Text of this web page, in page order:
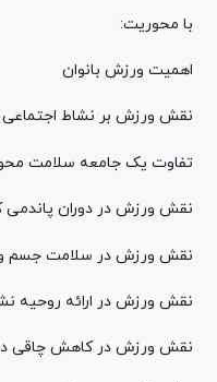
با محوریت:
اهمیت ورزش بانوان
نقش ورزش بر نشاط اجتماعی
تفاوت یک جامعه سلامت
نقش ورزش در دوران پاندمی
نقش ورزش در سلامت جسم و
نقش ورزش در ارائه روحيه
نقش ورزش در کاهش چاقی